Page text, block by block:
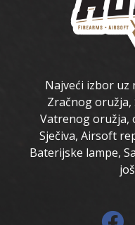
Najveći izbor uz
Zračnog oružja,
Vatrenog oružja,
Sječiva, Airsoft
Baterijske lampe,